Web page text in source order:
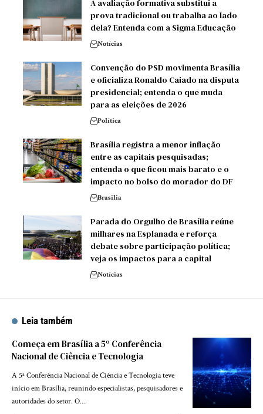
A avaliação formativa substitui a
prova tradicional ou trabalha ao lado
dela? Entenda com a Sigma Educação
Notícias
Convenção do PSD movimenta Brasília
e oficializa Ronaldo Caiado na disputa
presidencial; entenda o que muda
para as eleições de 2026
Política
Brasília registra a menor inflação
entre as capitais pesquisadas;
entenda o que ficou mais barato e o
impacto no bolso do morador do DF
Brasilia
Parada do Orgulho de Brasília reúne
milhares na Esplanada e reforça
debate sobre participação política;
veja os impactos para a capital
Notícias
Leia também
Começa em Brasília a 5º Conferência
Nacional de Ciência e Tecnologia
A 5ª Conferência Nacional de Ciência e Tecnologia teve
início em Brasília, reunindo especialistas, pesquisadores e
autoridades do setor. O…